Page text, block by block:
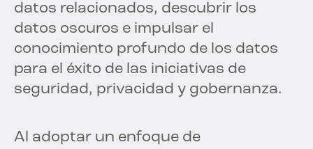
datos relacionados, descubrir los
datos oscuros e impulsar el
conocimiento profundo de los datos
para el éxito de las iniciativas de
seguridad, privacidad y gobernanza.
Al adoptar un enfoque de